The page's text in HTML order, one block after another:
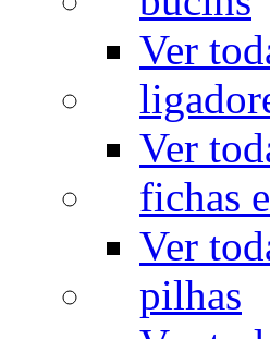
Ver
Ver
fichas
Ver
pilhas